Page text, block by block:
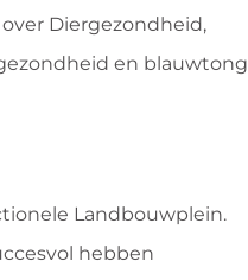
Diergezondheid,
en blauwtong
Landbouwplein.
hebben